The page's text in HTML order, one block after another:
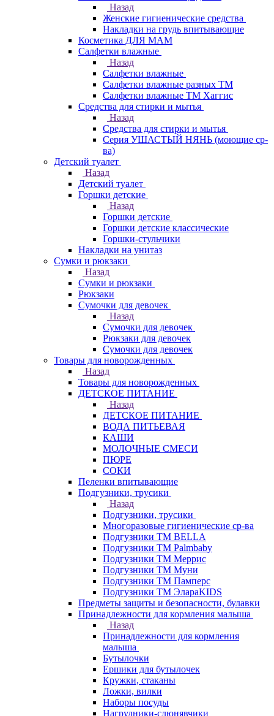
Назад
Женские гигиенические средства
Накладки на грудь впитывающие
Косметика ДЛЯ МАМ
Салфетки влажные
Назад
Салфетки влажные
Салфетки влажные разных ТМ
Салфетки влажные ТМ Хаггис
Средства для стирки и мытья
Назад
Средства для стирки и мытья
Серия УШАСТЫЙ НЯНЬ (моющие ср-
ва)
Детский туалет
Назад
Детский туалет
Горшки детские
Назад
Горшки детские
Горшки детские классические
Горшки-стульчики
Накладки на унитаз
Сумки и рюкзаки
Назад
Сумки и рюкзаки
Рюкзаки
Сумочки для девочек
Назад
Сумочки для девочек
Рюкзаки для девочек
Сумочки для девочек
Товары для новорожденных
Назад
Товары для новорожденных
ДЕТСКОЕ ПИТАНИЕ
Назад
ДЕТСКОЕ ПИТАНИЕ
ВОДА ПИТЬЕВАЯ
КАШИ
МОЛОЧНЫЕ СМЕСИ
ПЮРЕ
СОКИ
Пеленки впитывающие
Подгузники, трусики
Назад
Подгузники, трусики
Многоразовые гигиенические ср-ва
Подгузники ТМ BELLA
Подгузники ТМ Palmbaby
Подгузники ТМ Меррис
Подгузники ТМ Муни
Подгузники ТМ Памперс
Подгузники ТМ ЭлараKIDS
Предметы защиты и безопасности, булавки
Принадлежности для кормления малыша
Назад
Принадлежности для кормления
малыша
Бутылочки
Ершики для бутылочек
Кружки, стаканы
Ложки, вилки
Наборы посуды
Нагрудники-слюнявчики